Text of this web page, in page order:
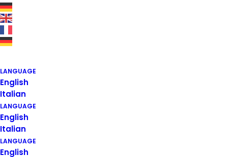
LANGUAGE
English
Italian
LANGUAGE
English
Italian
LANGUAGE
English